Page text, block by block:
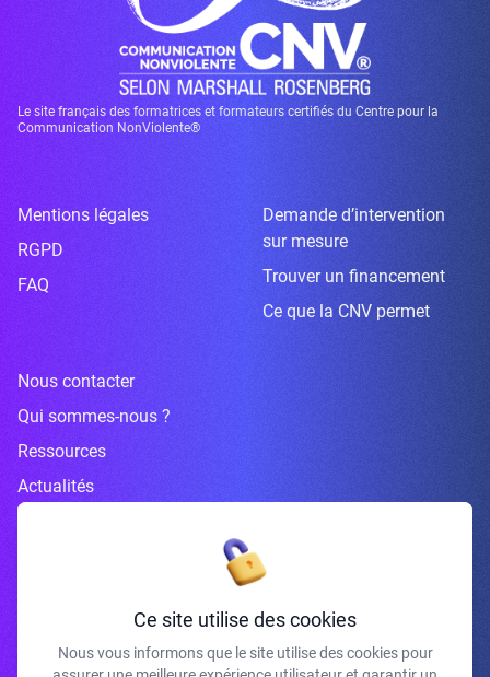
Le site français des formatrices et formateurs certifiés du Centre pour la
Communication NonViolente®
Mentions légales
RGPD
FAQ
Demande d’intervention
sur mesure
Trouver un financement
Ce que la CNV permet
Nous contacter
Qui sommes-nous ?
Ressources
Actualités
Inscrivez-vous à la newsletter
Ce site utilise des cookies
Nous vous informons que le site utilise des cookies pour